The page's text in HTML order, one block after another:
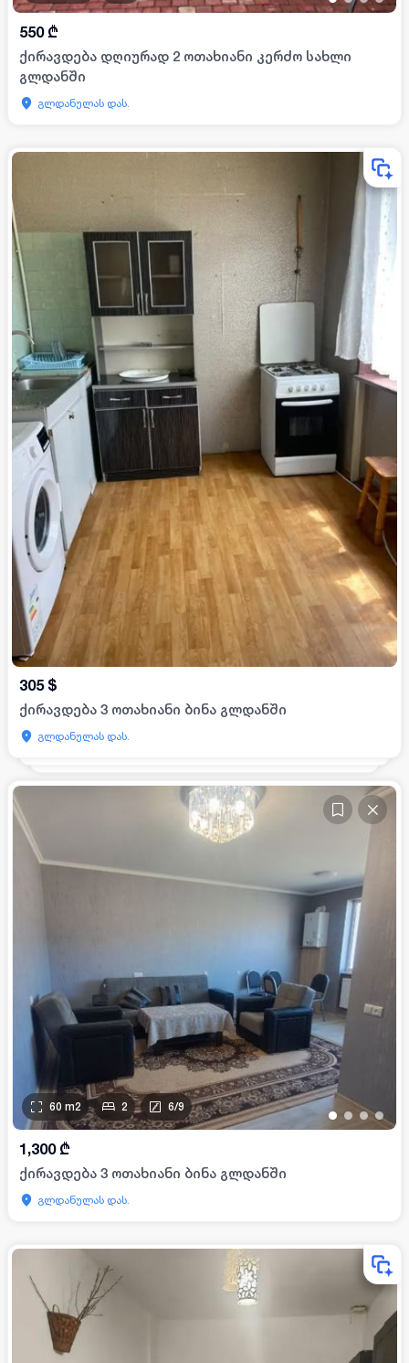
550 ₾
ქირავდება დღიურად 2 ოთახიანი კერძო სახლი
გლდანში
გლდანულას დას.
305 $
ქირავდება 3 ოთახიანი ბინა გლდანში
გლდანულას დას.
• • ••
60 m2 2 6/9
1,300 ₾
ქირავდება 3 ოთახიანი ბინა გლდანში
გლდანულას დას.